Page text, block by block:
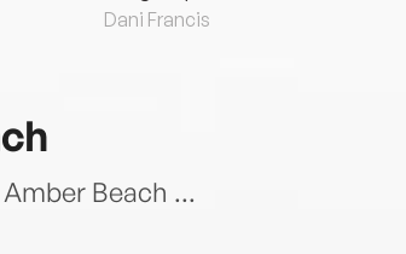
Dani Francis
Beach ...